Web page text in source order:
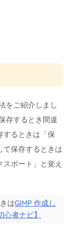
をご紹介しまし
存するとき間違
するときは「保
て保存するときは
スポート」と覚え
はGIMP 作成し
者ナビ】